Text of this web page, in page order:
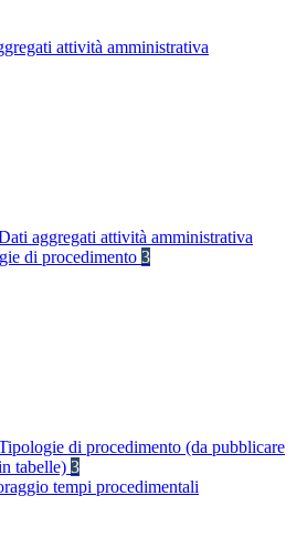
attività amministrativa
aggregati attività amministrativa
di procedimento 3
di procedimento (da pubblicare
tabelle) 3
tempi procedimentali